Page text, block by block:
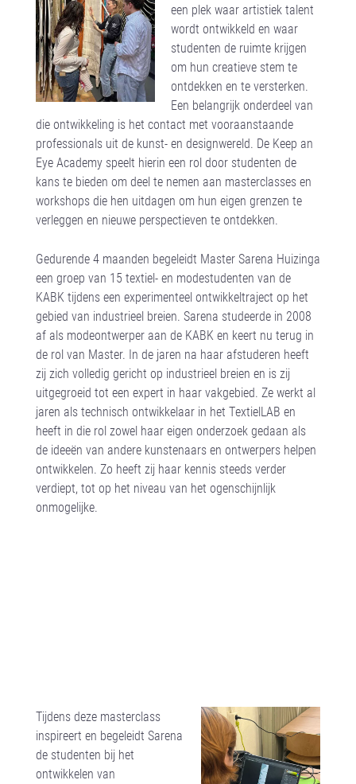
een plek waar artistiek talent
wordt ontwikkeld en waar
studenten de ruimte krijgen
om hun creatieve stem te
ontdekken en te versterken.
Een belangrijk onderdeel van
die ontwikkeling is het contact met vooraanstaande
professionals uit de kunst- en designwereld. De Keep an
Eye Academy speelt hierin een rol door studenten de
kans te bieden om deel te nemen aan masterclasses en
workshops die hen uitdagen om hun eigen grenzen te
verleggen en nieuwe perspectieven te ontdekken.
Gedurende 4 maanden begeleidt Master Sarena Huizinga
een groep van 15 textiel- en modestudenten van de
KABK tijdens een experimenteel ontwikkeltraject op het
gebied van industrieel breien. Sarena studeerde in 2008
af als modeontwerper aan de KABK en keert nu terug in
de rol van Master. In de jaren na haar afstuderen heeft
zij zich volledig gericht op industrieel breien en is zij
uitgegroeid tot een expert in haar vakgebied. Ze werkt al
jaren als technisch ontwikkelaar in het TextielLAB en
heeft in die rol zowel haar eigen onderzoek gedaan als
de ideeën van andere kunstenaars en ontwerpers helpen
ontwikkelen. Zo heeft zij haar kennis steeds verder
verdiept, tot op het niveau van het ogenschijnlijk
onmogelijke.
Tijdens deze masterclass
inspireert en begeleidt Sarena
de studenten bij het
ontwikkelen van